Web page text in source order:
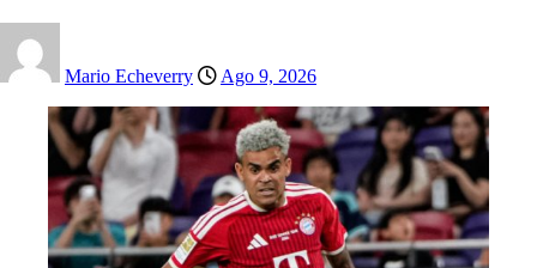
Mario Echeverry Ago 9, 2026